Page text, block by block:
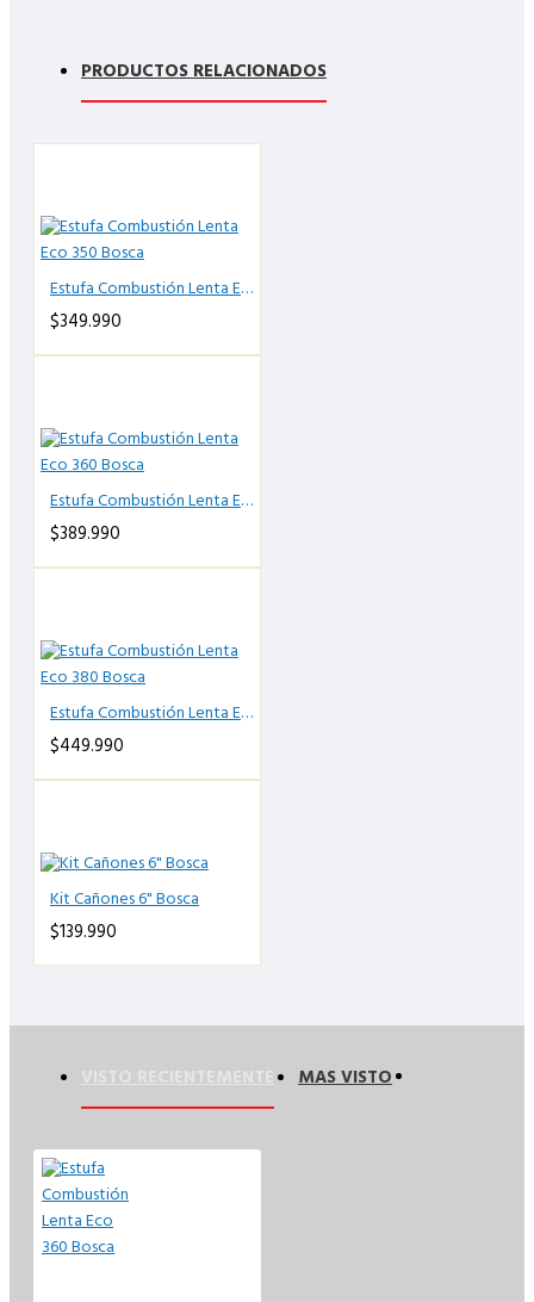
PRODUCTOS RELACIONADOS
Estufa Combustión Lenta Eco 350 Bosca
$349.990
Estufa Combustión Lenta Eco 360 Bosca
$389.990
Estufa Combustión Lenta Eco 380 Bosca
$449.990
Kit Cañones 6" Bosca
$139.990
MAS VISTO